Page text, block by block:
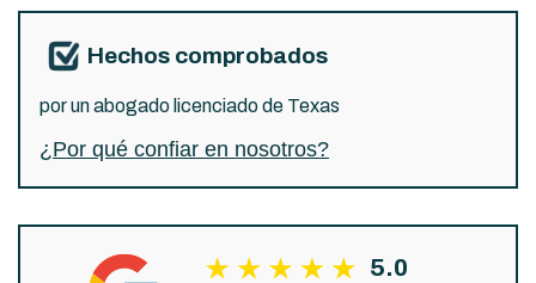
Hechos comprobados
por un abogado licenciado de Texas
¿Por qué confiar en nosotros?
5.0